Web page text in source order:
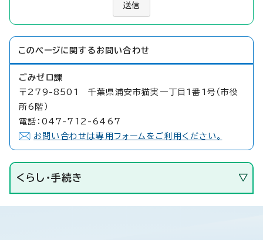
送信
このページに関する お問い合わせ
ごみゼロ課
〒279-8501 千葉県浦安市猫実一丁目1番1号（市役
所6階）
電話：047-712-6467
お問い合わせは専用フォームをご利用ください。
くらし・手続き